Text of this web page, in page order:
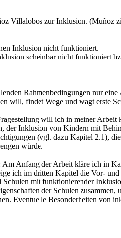
Villalobos zur Inklusion. (Muñoz
Inklusion nicht funktioniert.
scheinbar nicht funktioniert
Rahmenbedingungen nur
will, findet Wege und wagt erste
will ich in meiner Arbeit
der Inklusion von Kindern mit
(vgl. dazu Kapitel 2.1),
würde.
Am Anfang der Arbeit kläre ich in
ich im dritten Kapitel die Vor-
mit funktionierender
der Schulen zusammen,
Eventuelle Besonderheiten von